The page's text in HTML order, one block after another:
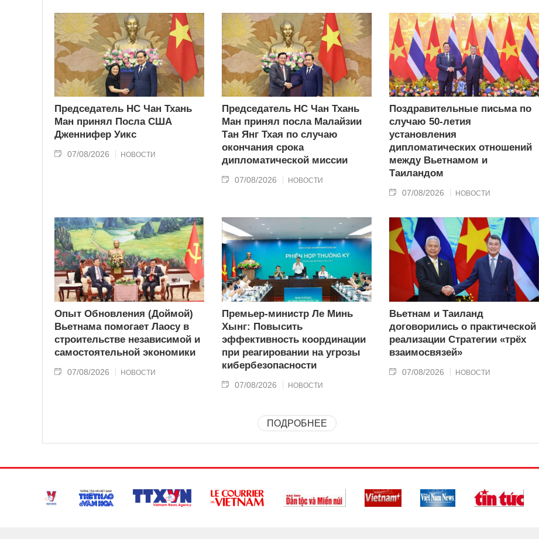
Председатель НС Чан Тхань
Ман принял Посла США
Дженнифер Уикс
07/08/2026 НОВОСТИ
Председатель НС Чан Тхань
Ман принял посла Малайзии
Тан Янг Тхая по случаю
окончания срока
дипломатической миссии
07/08/2026 НОВОСТИ
Поздравительные письма по
случаю 50-летия
установления
дипломатических отношений
между Вьетнамом и
Таиландом
07/08/2026 НОВОСТИ
Опыт Обновления (Доймой)
Вьетнама помогает Лаосу в
строительстве независимой и
самостоятельной экономики
07/08/2026 НОВОСТИ
Премьер-министр Ле Минь
Хынг: Повысить
эффективность координации
при реагировании на угрозы
кибербезопасности
07/08/2026 НОВОСТИ
Вьетнам и Таиланд
договорились о практической
реализации Стратегии «трёх
взаимосвязей»
07/08/2026 НОВОСТИ
ПОДРОБНЕЕ